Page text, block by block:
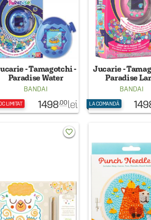
- Tamagotchi -
Paradise Water
BANDAI
LIMITAT 1498.00 lei
Jucarie -
Paradise
BANDAI
LA COMANDĂ
favorite_border